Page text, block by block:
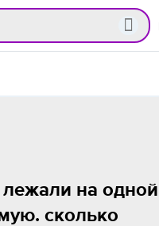
лежали на одной
сколько